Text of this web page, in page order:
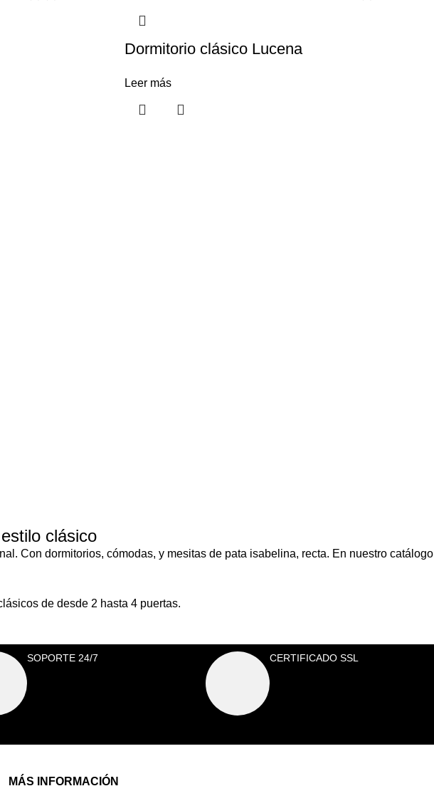
Dormitorio clásico Lucena
Leer más
clásico
Con dormitorios, cómodas, y mesitas de pata isabelina, recta. En nuestro catálogo
de desde 2 hasta 4 puertas.
SOPORTE 24/7 CERTIFICADO SSL
MÁS INFORMACIÓN